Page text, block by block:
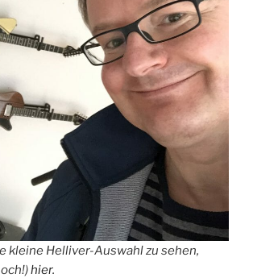
kleine Helliver-Auswahl zu sehen,
hier.